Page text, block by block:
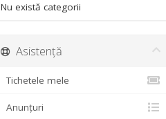
Nu există categorii
Asistență
Tichetele mele
Anunțuri